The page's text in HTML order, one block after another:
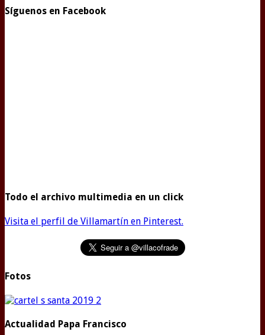
Síguenos en Facebook
Todo el archivo multimedia en un click
Visita el perfil de Villamartín en Pinterest.
Fotos
Actualidad Papa Francisco